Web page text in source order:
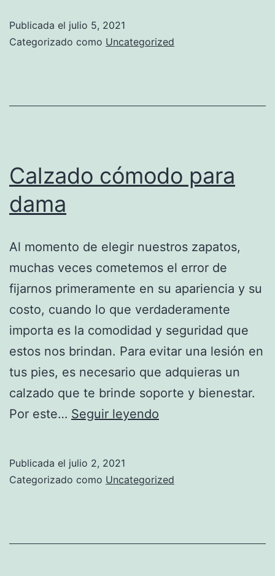
esparto
Publicada el julio 5, 2021
Categorizado como Uncategorized
Calzado cómodo para
dama
Al momento de elegir nuestros zapatos,
muchas veces cometemos el error de
fijarnos primeramente en su apariencia y su
costo, cuando lo que verdaderamente
importa es la comodidad y seguridad que
estos nos brindan. Para evitar una lesión en
tus pies, es necesario que adquieras un
calzado que te brinde soporte y bienestar.
Por este… Seguir leyendo
dama
Publicada el julio 2, 2021
Categorizado como Uncategorized